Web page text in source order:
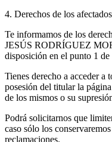
4. Derechos de los afectados
Te informamos de los
JESÚS RODRÍGUEZ
disposición en el punto 1 de
Tienes derecho a acceder a
posesión del titular la
de los mismos o su
Podrá solicitarnos que
caso sólo los
reclamaciones.